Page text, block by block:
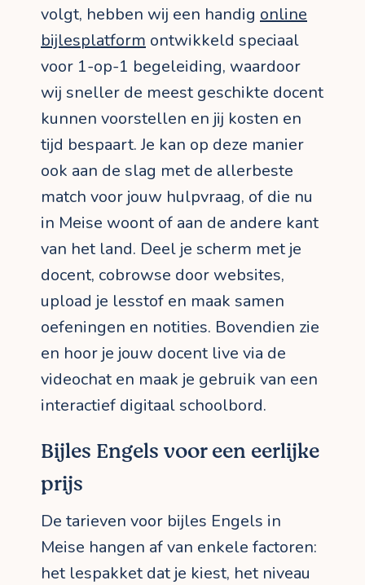
volgt, hebben wij een handig online
bijlesplatform ontwikkeld speciaal
voor 1-op-1 begeleiding, waardoor
wij sneller de meest geschikte docent
kunnen voorstellen en jij kosten en
tijd bespaart. Je kan op deze manier
ook aan de slag met de allerbeste
match voor jouw hulpvraag, of die nu
in Meise woont of aan de andere kant
van het land. Deel je scherm met je
docent, cobrowse door websites,
upload je lesstof en maak samen
oefeningen en notities. Bovendien zie
en hoor je jouw docent live via de
videochat en maak je gebruik van een
interactief digitaal schoolbord.
Bijles Engels voor een eerlijke
prijs
De tarieven voor bijles Engels in
Meise hangen af van enkele factoren:
het lespakket dat je kiest, het niveau